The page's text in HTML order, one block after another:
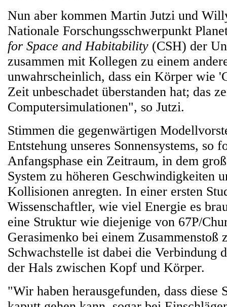
Nun aber kommen Martin Jutzi und
Nationale Forschungsschwerpunkt
for Space and Habitability (CSH) der
zusammen mit Kollegen zu einem
unwahrscheinlich, dass ein Körper wie
Zeit unbeschadet überstanden hat; das
Computersimulationen", so Jutzi.
Stimmen die gegenwärtigen
Entstehung unseres Sonnensystems, so
Anfangsphase ein Zeitraum, in dem
System zu höheren Geschwindigkeiten
Kollisionen anregten. In einer ersten
Wissenschaftler, wie viel Energie es
eine Struktur wie diejenige von 67P/
Gerasimenko bei einem Zusammenstoß
Schwachstelle ist dabei die Verbindung
der Hals zwischen Kopf und Körper.
"Wir haben herausgefunden, dass diese